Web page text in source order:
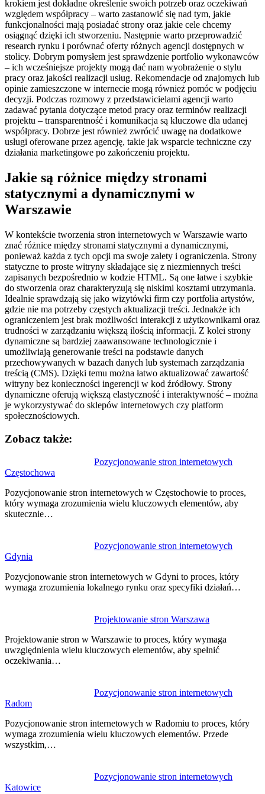
krokiem jest dokładne określenie swoich potrzeb oraz oczekiwań
względem współpracy – warto zastanowić się nad tym, jakie
funkcjonalności mają posiadać strony oraz jakie cele chcemy
osiągnąć dzięki ich stworzeniu. Następnie warto przeprowadzić
research rynku i porównać oferty różnych agencji dostępnych w
stolicy. Dobrym pomysłem jest sprawdzenie portfolio wykonawców
– ich wcześniejsze projekty mogą dać nam wyobrażenie o stylu
pracy oraz jakości realizacji usług. Rekomendacje od znajomych lub
opinie zamieszczone w internecie mogą również pomóc w podjęciu
decyzji. Podczas rozmowy z przedstawicielami agencji warto
zadawać pytania dotyczące metod pracy oraz terminów realizacji
projektu – transparentność i komunikacja są kluczowe dla udanej
współpracy. Dobrze jest również zwrócić uwagę na dodatkowe
usługi oferowane przez agencję, takie jak wsparcie techniczne czy
działania marketingowe po zakończeniu projektu.
Jakie są różnice między stronami
statycznymi a dynamicznymi w
Warszawie
W kontekście tworzenia stron internetowych w Warszawie warto
znać różnice między stronami statycznymi a dynamicznymi,
ponieważ każda z tych opcji ma swoje zalety i ograniczenia. Strony
statyczne to proste witryny składające się z niezmiennych treści
zapisanych bezpośrednio w kodzie HTML. Są one łatwe i szybkie
do stworzenia oraz charakteryzują się niskimi kosztami utrzymania.
Idealnie sprawdzają się jako wizytówki firm czy portfolia artystów,
gdzie nie ma potrzeby częstych aktualizacji treści. Jednakże ich
ograniczeniem jest brak możliwości interakcji z użytkownikami oraz
trudności w zarządzaniu większą ilością informacji. Z kolei strony
dynamiczne są bardziej zaawansowane technologicznie i
umożliwiają generowanie treści na podstawie danych
przechowywanych w bazach danych lub systemach zarządzania
treścią (CMS). Dzięki temu można łatwo aktualizować zawartość
witryny bez konieczności ingerencji w kod źródłowy. Strony
dynamiczne oferują większą elastyczność i interaktywność – można
je wykorzystywać do sklepów internetowych czy platform
społecznościowych.
Zobacz także:
Pozycjonowanie stron internetowych
Częstochowa
Pozycjonowanie stron internetowych w Częstochowie to proces,
który wymaga zrozumienia wielu kluczowych elementów, aby
skutecznie…
Pozycjonowanie stron internetowych
Gdynia
Pozycjonowanie stron internetowych w Gdyni to proces, który
wymaga zrozumienia lokalnego rynku oraz specyfiki działań…
Projektowanie stron Warszawa
Projektowanie stron w Warszawie to proces, który wymaga
uwzględnienia wielu kluczowych elementów, aby spełnić
oczekiwania…
Pozycjonowanie stron internetowych
Radom
Pozycjonowanie stron internetowych w Radomiu to proces, który
wymaga zrozumienia wielu kluczowych elementów. Przede
wszystkim,…
Pozycjonowanie stron internetowych
Katowice
wpisu